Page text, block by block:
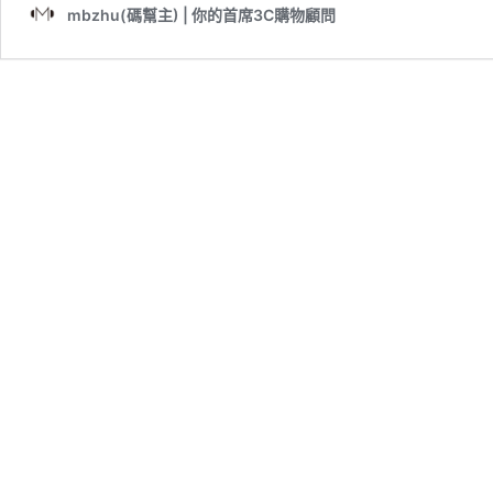
mbzhu(碼幫主) | 你的首席3C購物顧問